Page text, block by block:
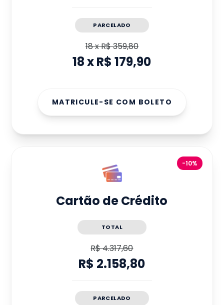
PARCELADO
18xR$ 359,80
18xR$ 179,90
MATRICULE-SE COM BOLETO
-10%
Cartão de Crédito
TOTAL
R$ 4.317,60
R$ 2.158,80
PARCELADO